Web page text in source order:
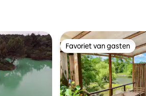
Favoriet van gasten
Favoriet van gasten